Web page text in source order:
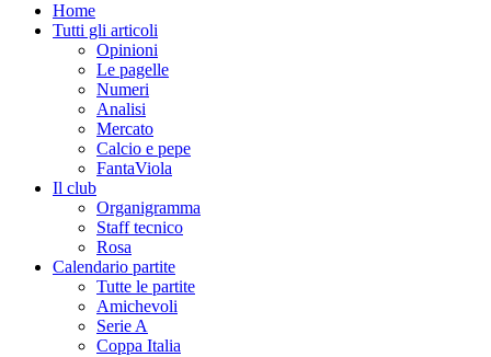
Home
Tutti gli articoli
Opinioni
Le pagelle
Numeri
Analisi
Mercato
Calcio e pepe
FantaViola
Il club
Organigramma
Staff tecnico
Rosa
Calendario partite
Tutte le partite
Amichevoli
Serie A
Coppa Italia